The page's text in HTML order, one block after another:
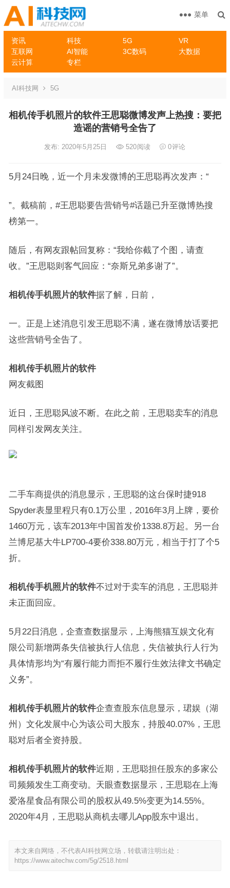
资讯 科技 5G
VR
互联网
AI智能 3C数码
大数据
云计算
专栏
菜单
AI科技网 5G
相机传手机照片的软件王思聪微博发声上热搜：要把
造谣的营销号全告了
发布: 2020年5月25日 520阅读 0评论
5月24日晚，近一个月未发微博的王思聪再次发声：“
”。截稿前，#王思聪要告营销号#话题已升至微博热搜
榜第一。
随后，有网友跟帖回复称：“我给你截了个图，请查
收。”王思聪则客气回应：“奈斯兄弟多谢了”。
相机传手机照片的软件据了解，日前，
一。正是上述消息引发王思聪不满，遂在微博放话要把
这些营销号全告了。
相机传手机照片的软件
网友截图
近日，王思聪风波不断。在此之前，王思聪卖车的消息
同样引发网友关注。
二手车商提供的消息显示，王思聪的这台保时捷918
Spyder表显里程只有0.1万公里，2016年3月上牌，要价
1460万元，该车2013年中国首发价1338.8万起。另一台
兰博尼基大牛LP700-4要价338.80万元，相当于打了个5
折。
相机传手机照片的软件不过对于卖车的消息，王思聪并
未正面回应。
5月22日消息，企查查数据显示，上海熊猫互娱文化有
限公司新增两条失信被执行人信息，失信被执行人行为
具体情形均为“有履行能力而拒不履行生效法律文书确定
义务”。
相机传手机照片的软件企查查股东信息显示，珺娱（湖
州）文化发展中心为该公司大股东，持股40.07%，王思
聪对后者全资持股。
相机传手机照片的软件近期，王思聪担任股东的多家公
司频频发生工商变动。天眼查数据显示，王思聪在上海
爱洛星食品有限公司的股权从49.5%变更为14.55%。
2020年4月，王思聪从商机去哪儿App股东中退出。
本文来自网络，不代表AI科技网立场，转载请注明出处：
https://www.aitechw.com/5g/2518.html